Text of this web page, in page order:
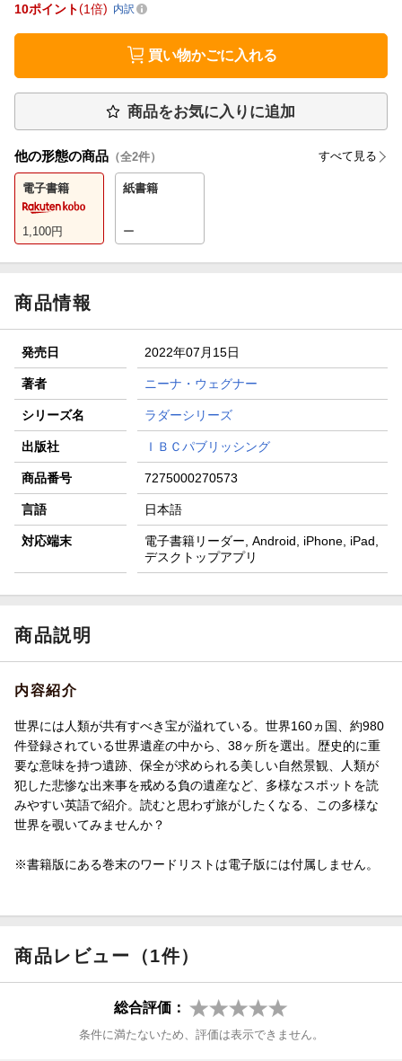
10ポイント 1倍 内訳
買い物かごに入れる
商品をお気に入りに追加
他の形態の商品 （全2件） すべて見る
電子書籍
1,100円
紙書籍
ー
商品情報
発売日 2022年07月15日
著者 ニーナ・ウェグナー
シリーズ名 ラダーシリーズ
出版社 ＩＢＣパブリッシング
商品番号 7275000270573
言語 日本語
対応端末
電子書籍リーダー, Android, iPhone, iPad,
デスクトップアプリ
商品説明
内容紹介
世界には人類が共有すべき宝が溢れている。世界160ヵ国、約980
件登録されている世界遺産の中から、38ヶ所を選出。歴史的に重
要な意味を持つ遺跡、保全が求められる美しい自然景観、人類が
犯した悲惨な出来事を戒める負の遺産など、多様なスポットを読
みやすい英語で紹介。読むと思わず旅がしたくなる、この多様な
世界を覗いてみませんか？
※書籍版にある巻末のワードリストは電子版には付属しません。
商品レビュー（1件）
総合評価：
条件に満たないため、評価は表示できません。